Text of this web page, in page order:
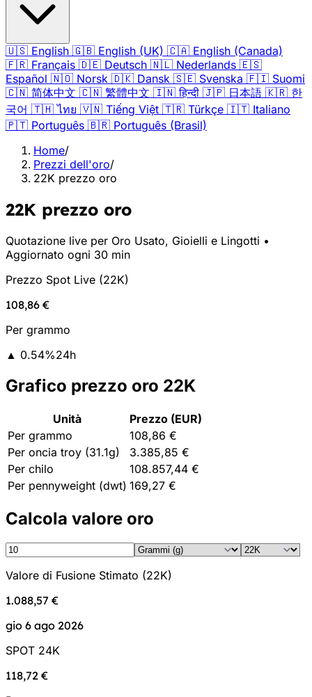
🇺🇸 English 🇬🇧 English (UK) 🇨🇦 English (Canada)
🇫🇷 Français 🇩🇪 Deutsch 🇳🇱 Nederlands 🇪🇸
Español 🇳🇴 Norsk 🇩🇰 Dansk 🇸🇪 Svenska 🇫🇮 Suomi
🇨🇳 简体中文 🇨🇳 繁體中文 🇮🇳 हिन्दी 🇯🇵 日本語 🇰🇷 한
국어 🇹🇭 ไทย 🇻🇳 Tiếng Việt 🇹🇷 Türkçe 🇮🇹 Italiano
🇵🇹 Português 🇧🇷 Português (Brasil)
Home/
Prezzi dell'oro/
22K prezzo oro
22K prezzo oro
Quotazione live per Oro Usato, Gioielli e Lingotti •
Aggiornato ogni 30 min
Prezzo Spot Live (22K)
108,86 €
Per grammo
▲ 0.54%24h
Grafico prezzo oro 22K
Unità
Prezzo (EUR)
Per grammo
108,86 €
Per oncia troy (31.1g)
3.385,85 €
Per chilo
108.857,44 €
Per pennyweight (dwt) 169,27 €
Calcola valore oro
Valore di Fusione Stimato (22K)
1.088,57 €
gio 6 ago 2026
SPOT 24K
118,72 €